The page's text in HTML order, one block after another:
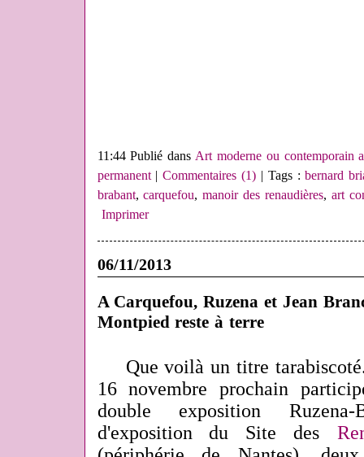
11:44 Publié dansArt moderne ou contemporain
permanent|Commentaires (1) | Tags :bernard
brabant,carquefou,manoir des renaudières, art
Imprimer
06/11/2013
A Carquefou, Ruzena et Jean
Montpied reste à terre
Que voilà un titre
16 novembre prochain
double exposition
d'exposition du Site des